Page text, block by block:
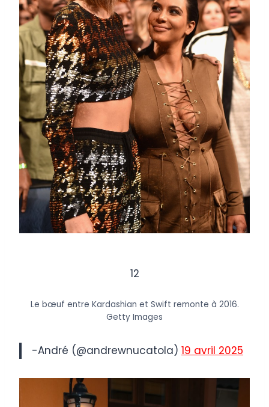
12
Le bœuf entre Kardashian et Swift remonte à 2016.
Getty Images
-André (@andrewnucatola) 19 avril 2025